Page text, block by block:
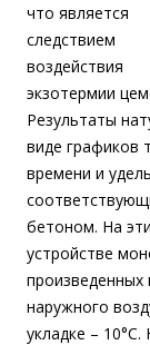
что является
следствием
воздействия
экзотермии
Результаты
виде графиков
времени и
бетоном. На
устройстве
произведенных
наружного
укладке –